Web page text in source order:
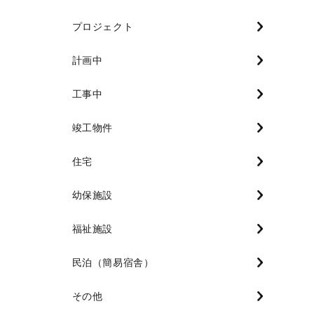
プロジェクト
計画中
工事中
竣工物件
住宅
幼保施設
福祉施設
民泊（簡易宿舎）
その他